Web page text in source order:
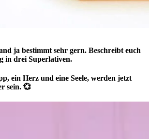
ja bestimmt sehr gern. Beschreibt euch
in drei Superlativen.
ein Herz und eine Seele, werden jetzt
sein. 💞